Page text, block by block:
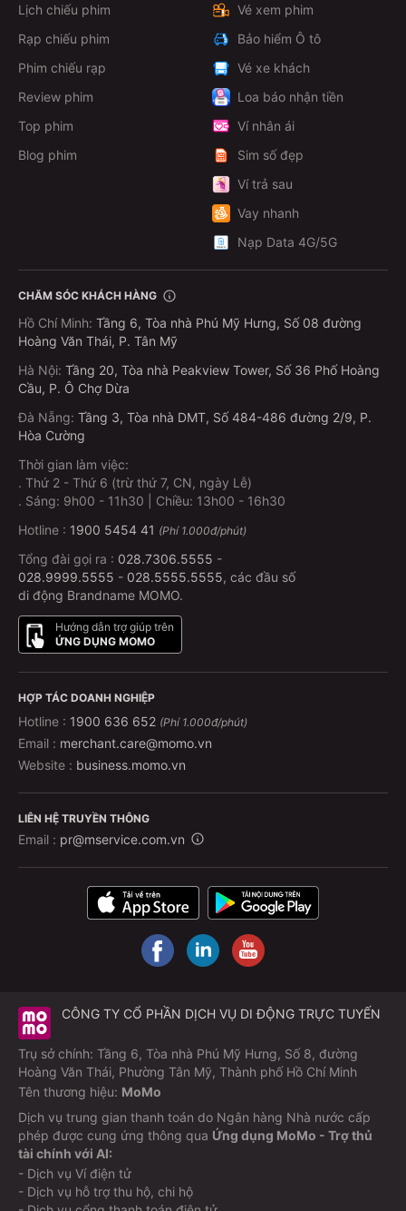
Lịch chiếu phim
Rạp chiếu phim
Phim chiếu rạp
Review phim
Top phim
Blog phim
Vé xem phim
Bảo hiểm Ô tô
Vé xe khách
Loa báo nhận tiền
Ví nhân ái
Sim số đẹp
Ví trả sau
Vay nhanh
Nạp Data 4G/5G
CHĂM SÓC KHÁCH HÀNG
Hồ Chí Minh: Tầng 6, Tòa nhà Phú Mỹ Hưng, Số 08 đường
Hoàng Văn Thái, P. Tân Mỹ
Hà Nội: Tầng 20, Tòa nhà Peakview Tower, Số 36 Phố Hoàng
Cầu, P. Ô Chợ Dừa
Đà Nẵng: Tầng 3, Tòa nhà DMT, Số 484-486 đường 2/9, P.
Hòa Cường
Thời gian làm việc:
. Thứ 2 - Thứ 6 (trừ thứ 7, CN, ngày Lễ)
. Sáng: 9h00 - 11h30 | Chiều: 13h00 - 16h30
Hotline : 1900 5454 41 (Phí 1.000đ/phút)
Tổng đài gọi ra : 028.7306.5555 -
028.9999.5555 - 028.5555.5555, các đầu số
di động Brandname MOMO.
Hướng dẫn trợ giúp trên
ỨNG DỤNG MOMO
HỢP TÁC DOANH NGHIỆP
Hotline : 1900 636 652 (Phí 1.000đ/phút)
Email : merchant.care@momo.vn
Website : business.momo.vn
LIÊN HỆ TRUYỀN THÔNG
Email : pr@mservice.com.vn
CÔNG TY CỔ PHẦN DỊCH VỤ DI ĐỘNG TRỰC TUYẾN
Trụ sở chính: Tầng 6, Tòa nhà Phú Mỹ Hưng, Số 8, đường
Hoàng Văn Thái, Phường Tân Mỹ, Thành phố Hồ Chí Minh
Tên thương hiệu: MoMo
Dịch vụ trung gian thanh toán do Ngân hàng Nhà nước cấp
phép được cung ứng thông qua Ứng dụng MoMo - Trợ thủ
tài chính với AI:
- Dịch vụ Ví điện tử
- Dịch vụ hỗ trợ thu hộ, chi hộ